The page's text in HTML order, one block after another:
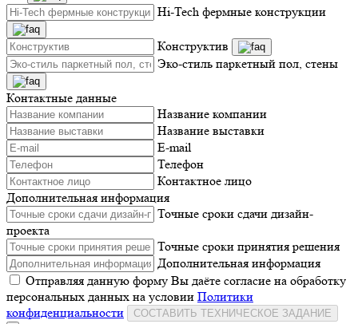
Hi-Tech фермные конструкции
Конструктив
Эко-стиль паркетный пол, стены
Контактные данные
Название компании
Название выставки
E-mail
Телефон
Контактное лицо
Дополнительная информация
Точные сроки сдачи дизайн-
проекта
Точные сроки принятия решения
Дополнительная информация
Отправляя данную форму Вы даёте согласие на обработку
персональных данных на условии Политики
конфиденциальности
СОСТАВИТЬ ТЕХНИЧЕСКОЕ ЗАДАНИЕ